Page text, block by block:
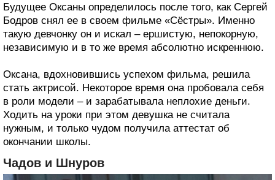
Будущее Оксаны определилось после того, как Сергей
Бодров снял ее в своем фильме «Сёстры». Именно
такую девчонку он и искал – ершистую, непокорную,
независимую и в то же время абсолютно искреннюю.
Оксана, вдохновившись успехом фильма, решила
стать актрисой. Некоторое время она пробовала себя
в роли модели – и зарабатывала неплохие деньги.
Ходить на уроки при этом девушка не считала
нужным, и только чудом получила аттестат об
окончании школы.
Чадов и Шнуров